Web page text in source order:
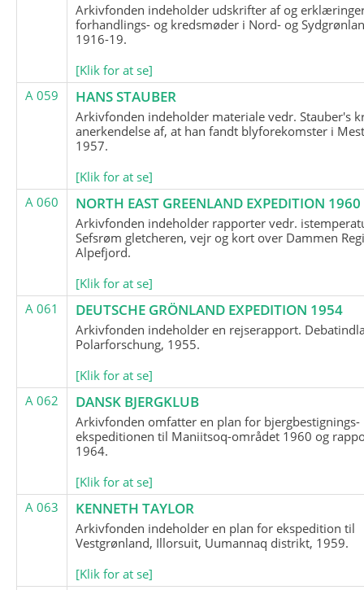
Arkivfonden indeholder udskrifter af og
forhandlings- og kredsmøder i Nord- og
1916-19.
[Klik for at se]
A 059
HANS STAUBER
Arkivfonden indeholder materiale vedr. Stauber's
anerkendelse af, at han fandt blyforekomster i
1957.
[Klik for at se]
A 060
NORTH EAST GREENLAND EXPEDITION 1960
Arkivfonden indeholder rapporter vedr.
Sefsrøm gletcheren, vejr og kort over Dammen
Alpefjord.
[Klik for at se]
A 061
DEUTSCHE GRÖNLAND EXPEDITION 1954
Arkivfonden indeholder en rejserapport.
Polarforschung, 1955.
[Klik for at se]
A 062
DANSK BJERGKLUB
Arkivfonden omfatter en plan for bjergbestignings-
ekspeditionen til Maniitsoq-området 1960 og
1964.
[Klik for at se]
A 063
KENNETH TAYLOR
Arkivfonden indeholder en plan for ekspedition til
Vestgrønland, Illorsuit, Uumannaq distrikt, 1959.
[Klik for at se]